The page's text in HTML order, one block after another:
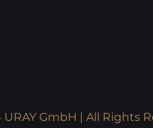
URAY GmbH | All Rights